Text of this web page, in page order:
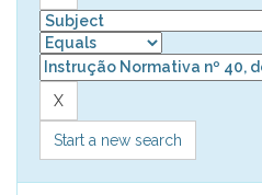
Start a new search